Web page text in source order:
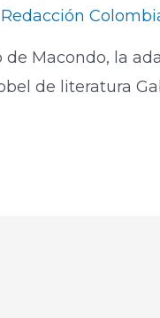
Redacción
Macondo, la
de literatura